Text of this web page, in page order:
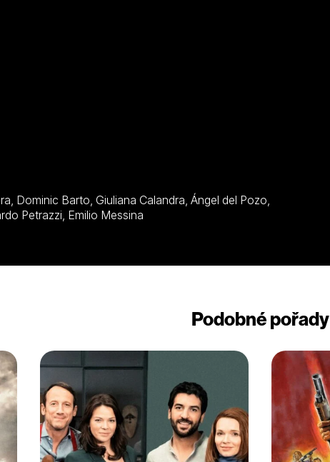
Mario Brega, Francisco Merino, Riccardo Petrazzi, Emilio Messina
Podobné pořady